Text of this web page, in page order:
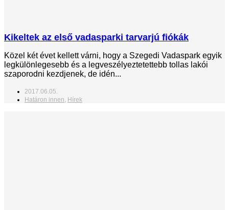
Kikeltek az első vadasparki tarvarjú fiókák
Közel két évet kellett várni, hogy a Szegedi Vadaspark egyik
legkülönlegesebb és a legveszélyeztetettebb tollas lakói
szaporodni kezdjenek, de idén...
2017.06.05.
Határon innen, Hírek